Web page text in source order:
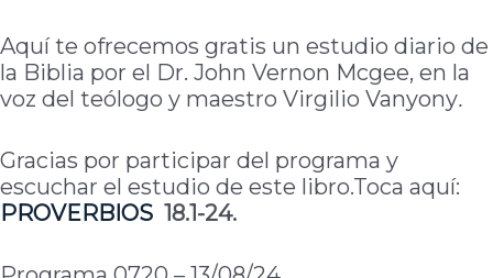
Aquí te ofrecemos gratis un estudio diario de
la Biblia por el Dr. John Vernon Mcgee, en la
voz del teólogo y maestro Virgilio Vanyony.
Gracias por participar del programa y
escuchar el estudio de este libro.Toca aquí:
PROVERBIOS 18.1-24.